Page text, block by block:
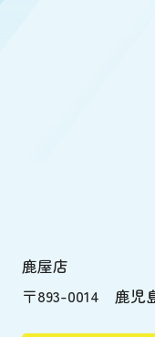
鹿屋店
〒893-0014 鹿児